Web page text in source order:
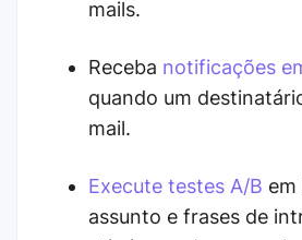
mails.
Receba notificações
quando um
mail.
Execute testes A/B em
assunto e frases de